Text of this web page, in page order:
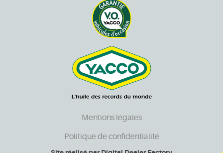
Mentions légales
Politique de confidentialité